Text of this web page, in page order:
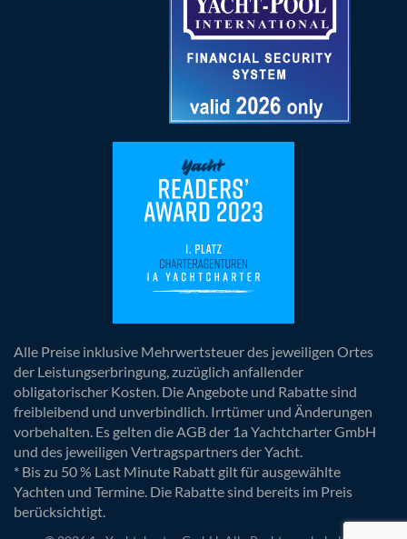
Alle Preise inklusive Mehrwertsteuer des jeweiligen Ortes
der Leistungserbringung, zuzüglich anfallender
obligatorischer Kosten. Die Angebote und Rabatte sind
freibleibend und unverbindlich. Irrtümer und Änderungen
vorbehalten. Es gelten die AGB der 1a Yachtcharter GmbH
und des jeweiligen Vertragspartners der Yacht.
* Bis zu 50 % Last Minute Rabatt gilt für ausgewählte
Yachten und Termine. Die Rabatte sind bereits im Preis
berücksichtigt.